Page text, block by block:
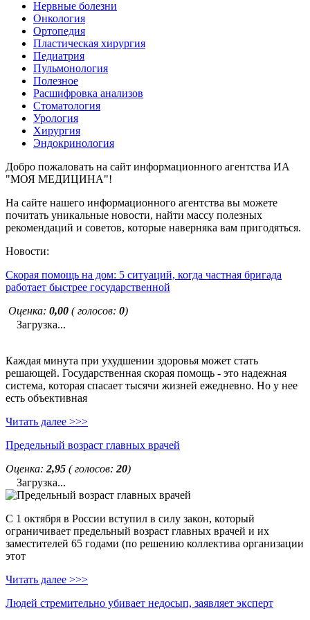
Нервные болезни
Онкология
Ортопедия
Пластическая хирургия
Педиатрия
Пульмонология
Полезное
Расшифровка анализов
Стоматология
Урология
Хирургия
Эндокринология
Добро пожаловать на сайт информационного агентства ИА
"МОЯ МЕДИЦИНА"!
На сайте нашего информационного агентства вы можете
почитать уникальные новости, найти массу полезных
рекомендаций и советов, которые наверняка вам пригодяться.
Новости:
Скорая помощь на дом: 5 ситуаций, когда частная бригада
работает быстрее государственной
Оценка: 0,00 ( голосов: 0)
Загрузка...
Каждая минута при ухудшении здоровья может стать
решающей. Государственная скорая помощь - это надежная
система, которая спасает тысячи жизней ежедневно. Но у нее
есть объективная
Читать далее >>>
Предельный возраст главных врачей
Оценка: 2,95 ( голосов: 20)
Загрузка...
С 1 октября в России вступил в силу закон, который
ограничивает предельный возраст главных врачей и их
заместителей 65 годами (по решению коллектива организации
этот
Читать далее >>>
Людей стремительно убивает недосып, заявляет эксперт